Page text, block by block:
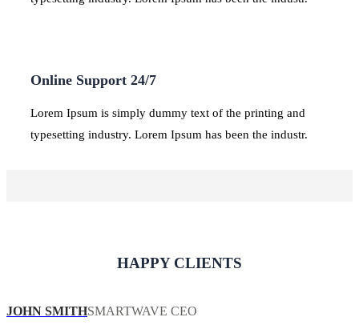
Online Support 24/7
Lorem Ipsum is simply dummy text of the printing and
typesetting industry. Lorem Ipsum has been the industr.
HAPPY CLIENTS
JOHN SMITHSMARTWAVE CEO